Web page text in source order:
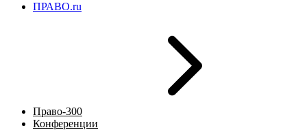
ПРАВО.ru
Право-300
Конференции